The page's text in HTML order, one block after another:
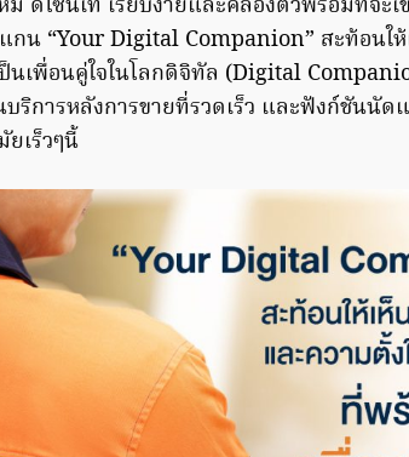
กน “Your Digital Companion” สะท้อนใ
นเพื่อนคู่ใจในโลกดิจิทัล (Digital
ริการหลังการขายที่รวดเร็ว และฟังก์ชันนัด
เร็วๆนี้